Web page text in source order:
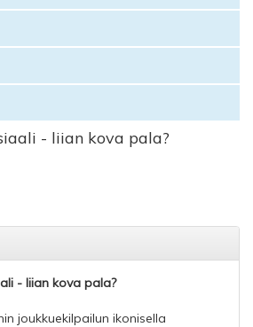
- liian kova pala?
- liian kova pala?
joukkuekilpailun ikonisella